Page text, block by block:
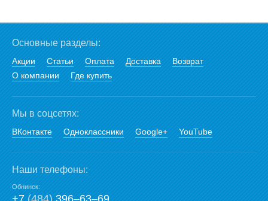
Основные разделы:
Акции Статьи Оплата Доставка
Возврат
О компании
Где купить
Мы в соцсетях:
ВКонтакте Одноклассники Google+ YouTube
Наши телефоны:
Обнинск:
+7(484)396‒63‒69